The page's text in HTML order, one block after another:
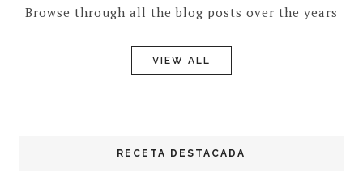
Browse through all the blog posts over the years
VIEW ALL
RECETA DESTACADA